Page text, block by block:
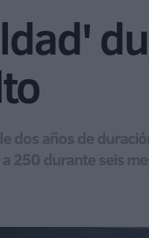
dos años de
250 durante seis